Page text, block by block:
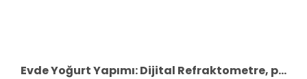
Evde Yoğurt Yapımı: Dijital Refraktometre, pH Metre ve Termometre ile Kalite Kontrol